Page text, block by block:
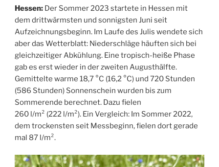
Hessen: Der Sommer 2023 startete in Hessen mit
dem drittwärmsten und sonnigsten Juni seit
Aufzeichnungsbeginn. Im Laufe des Julis wendete sich
aber das Wetterblatt: Niederschläge häuften sich bei
gleichzeitiger Abkühlung. Eine tropisch-heiße Phase
gab es erst wieder in der zweiten Augusthälfte.
Gemittelte warme 18,7 °C (16,2 °C) und 720 Stunden
(586 Stunden) Sonnenschein wurden bis zum
Sommerende berechnet. Dazu fielen
260 l/m² (222 l/m²). Ein Vergleich: Im Sommer 2022,
dem trockensten seit Messbeginn, fielen dort gerade
mal 87 l/m².